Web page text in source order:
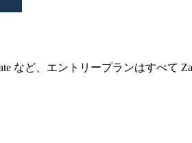
など、エントリープランはすべて